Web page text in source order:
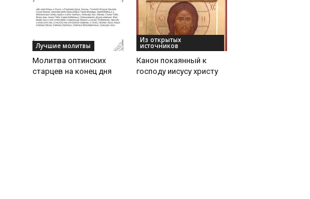
Лучшие молитвы
Молитва оптинских
старцев на конец дня
Из открытых
источников
Канон покаянный к
господу иисусу христу